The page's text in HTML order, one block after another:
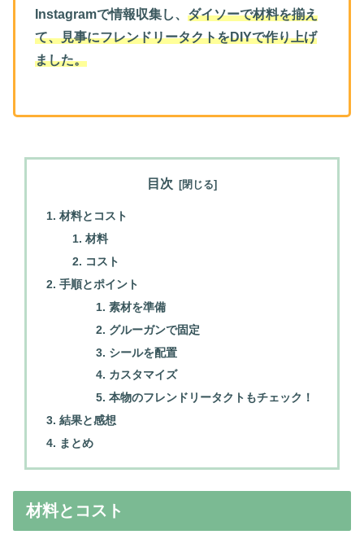
Instagramで情報収集し、 ダイソーで材料を揃え
て、見事にフレンドリータクトをDIYで作り上げ
ました。
目次
材料とコスト
材料
コスト
手順とポイント
素材を準備
グルーガンで固定
シールを配置
カスタマイズ
本物のフレンドリータクトもチェック！
結果と感想
まとめ
材料とコスト